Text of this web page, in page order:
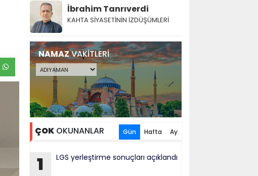
İbrahim Tanrıverdi
KAHTA SİYASETİNİN İZDÜŞÜMLERİ
NAMAZVAKİTLERİ
ÇOKOKUNANLAR Gün Hafta Ay
1 LGS yerleştirme sonuçları açıklandı